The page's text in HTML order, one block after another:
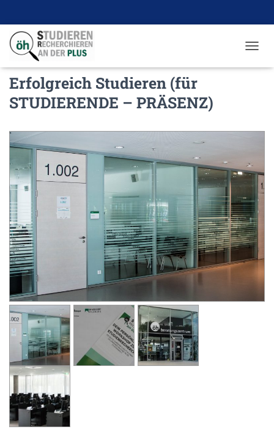
A
U
C
H
A
L
Erfolgreich Studieren (für
STUDIERENDE – PRÄSENZ)